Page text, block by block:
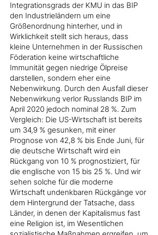
Integrationsgrads der KMU in das BIP
den Industrieländern um eine
Größenordnung hinterher, und in
Wirklichkeit stellt sich heraus, dass
kleine Unternehmen in der Russischen
Föderation keine wirtschaftliche
Immunität gegen niedrige Ölpreise
darstellen, sondern eher eine
Nebenwirkung. Durch den Ausfall dieser
Nebenwirkung verlor Russlands BIP im
April 2020 jedoch nominal 28 %. Zum
Vergleich: Die US-Wirtschaft ist bereits
um 34,9 % gesunken, mit einer
Prognose von 42,8 % bis Ende Juni, für
die deutsche Wirtschaft wird ein
Rückgang von 10 % prognostiziert, für
die englische von 15 bis 25 %. Und wir
sehen solche für die moderne
Wirtschaft undenkbaren Rückgänge vor
dem Hintergrund der Tatsache, dass
Länder, in denen der Kapitalismus fast
eine Religion ist, im Wesentlichen